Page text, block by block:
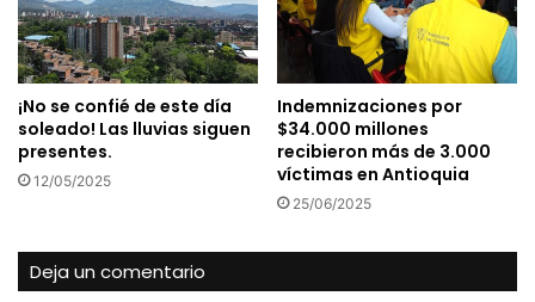
¡No se confié de este día
soleado! Las lluvias siguen
presentes.
12/05/2025
Indemnizaciones por
$34.000 millones
recibieron más de 3.000
víctimas en Antioquia
25/06/2025
Deja un comentario